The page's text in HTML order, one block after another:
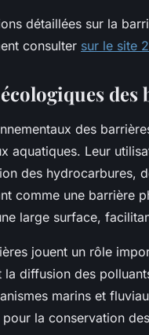
détaillées sur la
consulter sur le site
écologiques
des
aquatiques. Leur
des hydrocarbures,
comme une barrière
large surface,
jouent un rôle
la diffusion des
marins et
la conservation